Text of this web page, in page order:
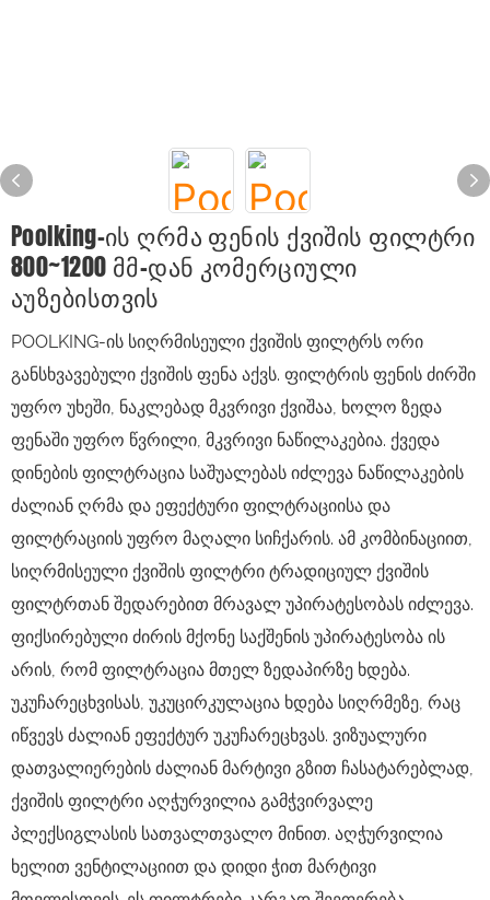
Poolking-Ის Ღრმა Ფენის Ქვიშის Ფილტრი
800~1200 Მმ-Დან Კომერციული
Აუზებისთვის
POOLKING-ის სიღრმისეული ქვიშის ფილტრს ორი
განსხვავებული ქვიშის ფენა აქვს. ფილტრის ფენის ძირში
უფრო უხეში, ნაკლებად მკვრივი ქვიშაა, ხოლო ზედა
ფენაში უფრო წვრილი, მკვრივი ნაწილაკებია. ქვედა
დინების ფილტრაცია საშუალებას იძლევა ნაწილაკების
ძალიან ღრმა და ეფექტური ფილტრაციისა და
ფილტრაციის უფრო მაღალი სიჩქარის. ამ კომბინაციით,
სიღრმისეული ქვიშის ფილტრი ტრადიციულ ქვიშის
ფილტრთან შედარებით მრავალ უპირატესობას იძლევა.
ფიქსირებული ძირის მქონე საქშენის უპირატესობა ის
არის, რომ ფილტრაცია მთელ ზედაპირზე ხდება.
უკუჩარეცხვისას, უკუცირკულაცია ხდება სიღრმეზე, რაც
იწვევს ძალიან ეფექტურ უკუჩარეცხვას. ვიზუალური
დათვალიერების ძალიან მარტივი გზით ჩასატარებლად,
ქვიშის ფილტრი აღჭურვილია გამჭვირვალე
პლექსიგლასის სათვალთვალო მინით. აღჭურვილია
ხელით ვენტილაციით და დიდი ჭით მარტივი